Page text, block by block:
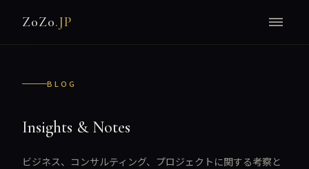
Z0Z0.JP
BLOG
Insights & Notes
ビジネス、コンサルティング、プロジェクトに関する考察と